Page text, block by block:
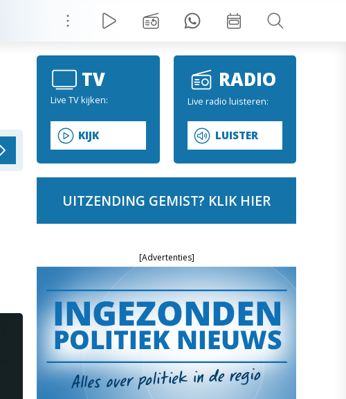
TV
Live TV kijken:
KIJK
RADIO
Live radio luisteren:
LUISTER
UITZENDING GEMIST? KLIK HIER
[Advertenties]